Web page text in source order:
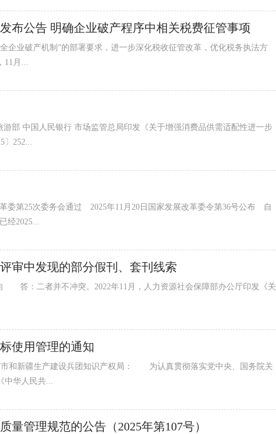
布公告 明确企业破产程序中相关税费征管事项
业破产机制”的部署要求，进一步深化税收征管改革，优化税务执法方
11月...
部 中国人民银行 市场监管总局印发《关于增强消费品供需适配性进一步
〕252...
委第25次委务会通过 2025年11月20日国家发展改革委令第36号公布 自
经2025...
审中发现的部分假刊、套刊线索
：二者并不冲突。2022年11月，人力资源社会保障部办公厅印发《关
使用管理的通知
市和新疆生产建设兵团知识产权局： 为认真贯彻落实党中央、国务院关
中华人民共...
量管理规范的公告（2025年第107号）